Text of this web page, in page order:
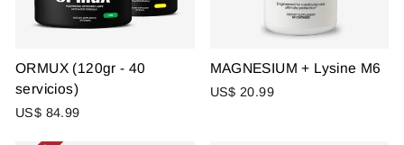
ORMUX (120gr - 40
servicios)
US$ 84.99
MAGNESIUM + Lysine M6
US$ 20.99